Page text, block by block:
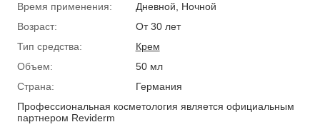
Время применения:
Дневной, Ночной
Возраст:
От 30 лет
Тип средства:
Крем
Объем:
50 мл
Страна:
Германия
Профессиональная косметология является официальным
партнером Reviderm